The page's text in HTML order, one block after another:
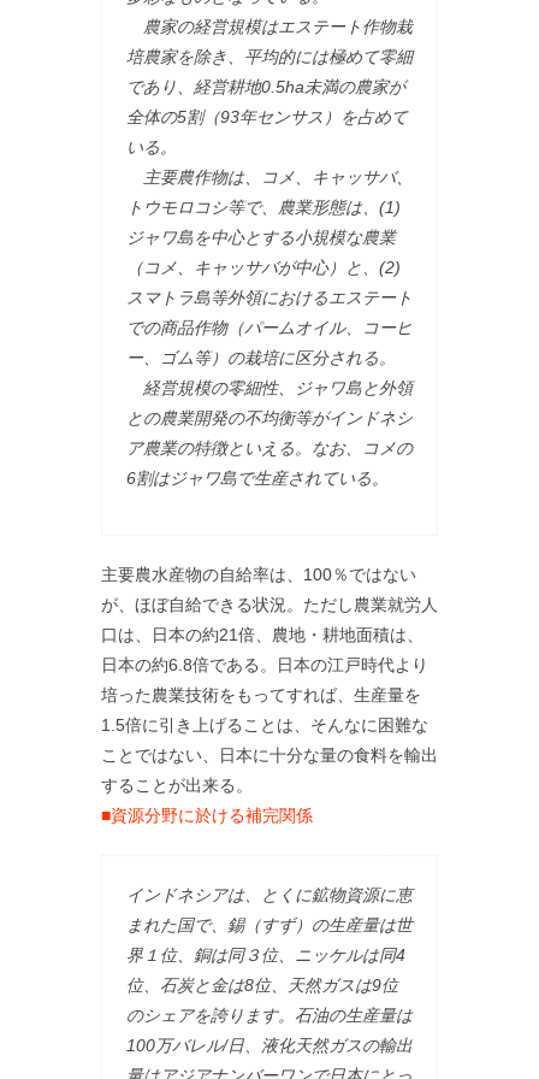
農家の経営規模はエステート作物栽
培農家を除き、平均的には極めて零細
であり、経営耕地0.5ha未満の農家が
全体の5割（93年センサス）を占めて
いる。
主要農作物は、コメ、キャッサバ、
トウモロコシ等で、農業形態は、(1)
ジャワ島を中心とする小規模な農業
（コメ、キャッサバが中心）と、(2)
スマトラ島等外領におけるエステート
での商品作物（パームオイル、コーヒ
ー、ゴム等）の栽培に区分される。
経営規模の零細性、ジャワ島と外領
との農業開発の不均衡等がインドネシ
ア農業の特徴といえる。なお、コメの
6割はジャワ島で生産されている。
主要農水産物の自給率は、100％ではない
が、ほぼ自給できる状況。ただし農業就労人
口は、日本の約21倍、農地・耕地面積は、
日本の約6.8倍である。日本の江戸時代より
培った農業技術をもってすれば、生産量を
1.5倍に引き上げることは、そんなに困難な
ことではない、日本に十分な量の食料を輸出
することが出来る。
■資源分野に於ける補完関係
インドネシアは、とくに鉱物資源に恵
まれた国で、錫（すず）の生産量は世
界１位、銅は同３位、ニッケルは同4
位、石炭と金は8位、天然ガスは9位
のシェアを誇ります。石油の生産量は
100万バレル/日、液化天然ガスの輸出